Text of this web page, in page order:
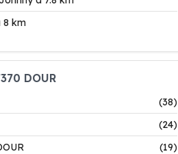
8 km
DOUR
(38)
(24)
(19)